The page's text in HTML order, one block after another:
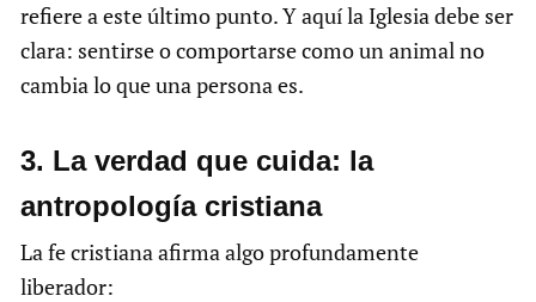
refiere a este último punto. Y aquí la Iglesia debe ser
clara: sentirse o comportarse como un animal no
cambia lo que una persona es.
3.⁠ ⁠La verdad que cuida: la
antropología cristiana
La fe cristiana afirma algo profundamente
liberador: